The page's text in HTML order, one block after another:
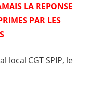
LA REPONSE
PAR LES
local CGT SPIP, le